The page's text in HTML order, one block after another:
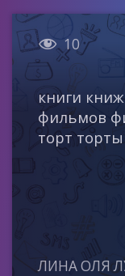
 10
книги
фильмов
торт торты
ЛИНА ОЛЯ